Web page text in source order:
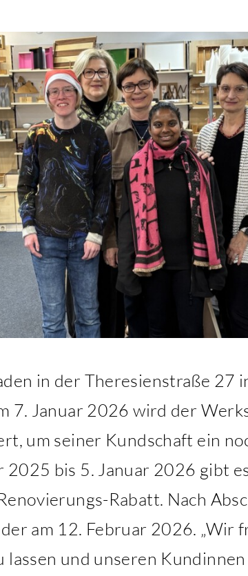
in der Theresienstraße 27
7. Januar 2026 wird der
um seiner Kundschaft ein
bis 5. Januar 2026 gibt
Rabatt. Nach
am 12. Februar 2026. „Wir
lassen und unseren